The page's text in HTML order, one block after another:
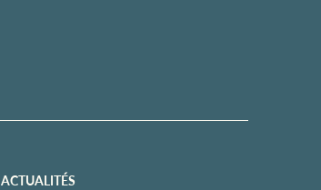
ACTUALITÉS